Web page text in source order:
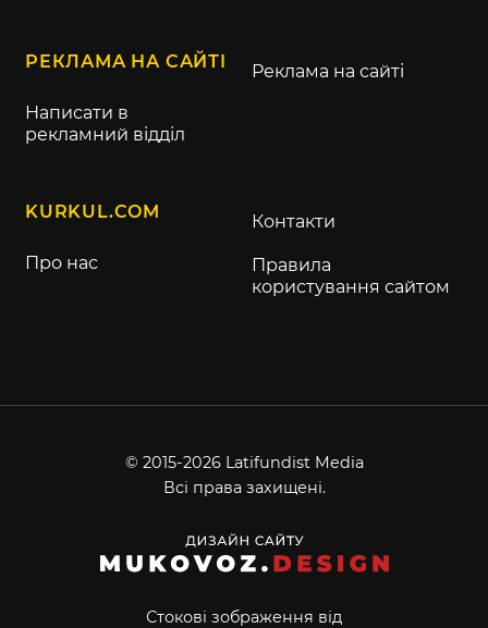
РЕКЛАМА НА САЙТІ
Написати в
рекламний відділ
Реклама на сайті
KURKUL.COM
Про нас
Контакти
Правила
користування сайтом
© 2015-2026 Latifundist Media
Всі права захищені.
Стокові зображення від